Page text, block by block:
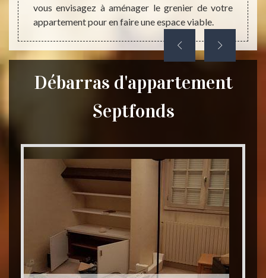
vous envisagez à aménager le grenier de votre
appartement pour en faire une espace viable.
Débarras d'appartement
Septfonds